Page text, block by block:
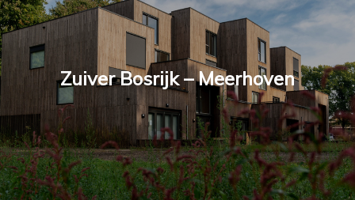
Zuiver Bosrijk – Meerhoven